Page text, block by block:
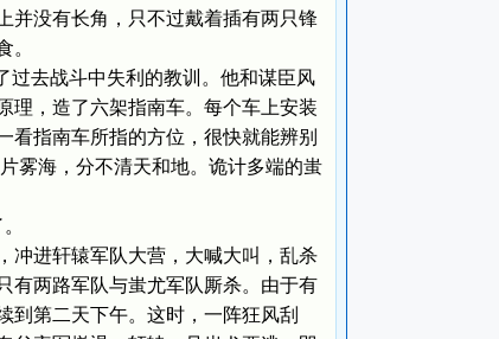
并没有长角，只不过戴着插有两只锋
。
去战斗中失利的教训。他和谋臣风
理，造了六架指南车。每个车上安装
看指南车所指的方位，很快就能辨别
雾海，分不清天和地。诡计多端的蚩
进轩辕军队大营，大喊大叫，乱杀
有两路军队与蚩尤军队厮杀。由于有
到第二天下午。这时，一阵狂风刮